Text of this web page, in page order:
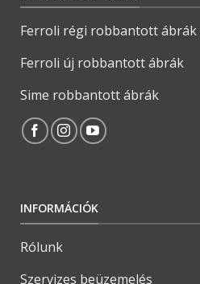
Ferroli régi robbantott ábrák
Ferroli új robbantott ábrák
Sime robbantott ábrák
INFORMÁCIÓK
Rólunk
Szervizes beüzemelés